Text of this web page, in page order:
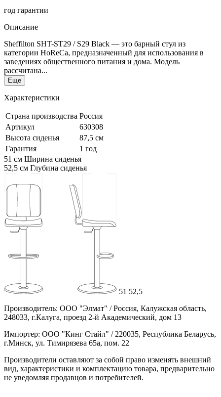
год гарантии
Описание
Sheffilton SHT-ST29 / S29 Black — это барный стул из
категории HoReCa, предназначенный для использования в
заведениях общественного питания и дома. Модель
рассчитана...
Еще
Характеристики
Страна производства Россия
Артикул
630308
Высота сиденья
87,5 см
Гарантия
1 год
51 см Ширина сиденья
52,5 см Глубина сиденья
51 52,5
Производитель: ООО "Элмат" / Россия, Калужская область,
248033, г.Калуга, проезд 2-й Академический, дом 13
Импортер: ООО "Кинг Стайл" / 220035, Республика Беларусь,
г.Минск, ул. Тимирязева 65а, пом. 22
Производители оставляют за собой право изменять внешний
вид, характеристики и комплектацию товара, предварительно
не уведомляя продавцов и потребителей.